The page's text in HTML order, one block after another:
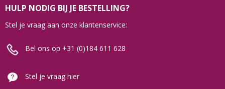
HULP NODIG BIJ JE BESTELLING?
Stel je vraag aan onze klantenservice:
Bel ons op +31 (0)184 611 628
Stel je vraag hier